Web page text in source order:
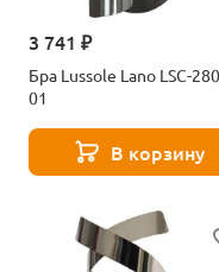
3 741 ₽
Бра Lussole Lano LSC-2801-
01
В корзину